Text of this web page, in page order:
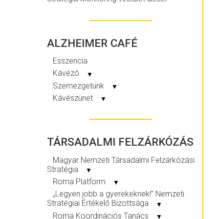
ALZHEIMER CAFÉ
Esszencia
Kávézó
▼
Szemezgetünk ▼
Kávészünet ▼
TÁRSADALMI FELZÁRKÓZÁS
Magyar Nemzeti Társadalmi Felzárkózási
Stratégia
▼
Roma Platform ▼
„Legyen jobb a gyerekeknek!” Nemzeti
Stratégiai Értékelő Bizottsága
▼
Roma Koordinációs Tanács ▼